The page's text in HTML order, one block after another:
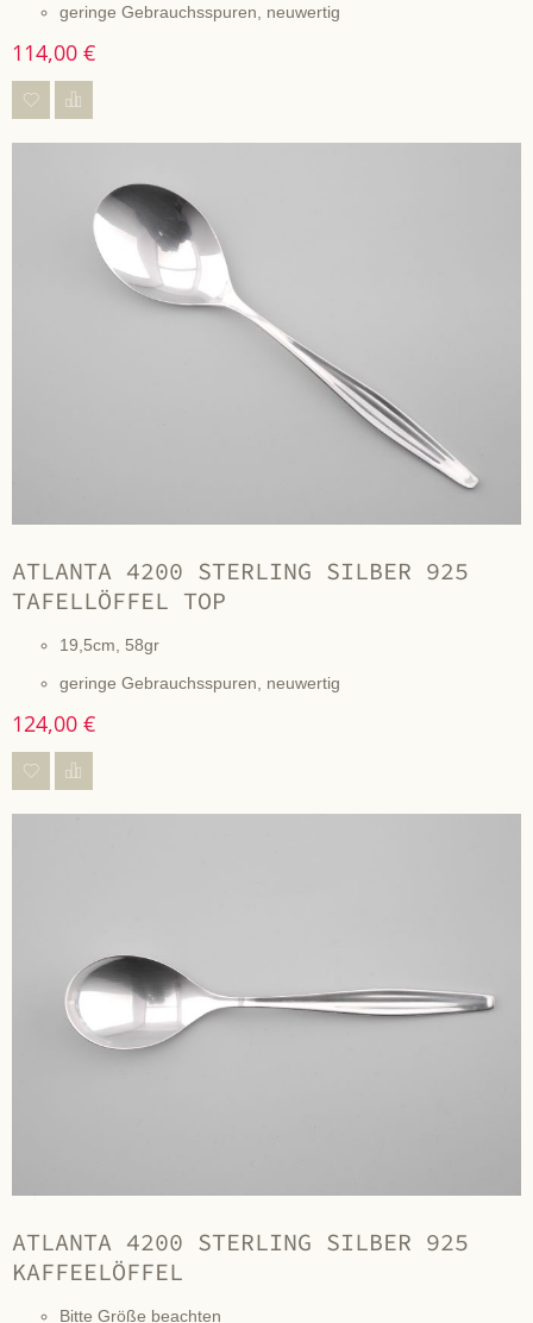
geringe Gebrauchsspuren, neuwertig
114,00 €
ATLANTA 4200 STERLING SILBER 925
TAFELLÖFFEL TOP
19,5cm, 58gr
geringe Gebrauchsspuren, neuwertig
124,00 €
ATLANTA 4200 STERLING SILBER 925
KAFFEELÖFFEL
Bitte Größe beachten